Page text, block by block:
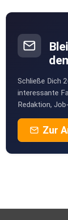
Kontoinhaber:
Volksbank Pirna
Buxtehude
Wehr
München
drberti
R_M:
Schließe Dich
interessante
Redaktion,
Zur